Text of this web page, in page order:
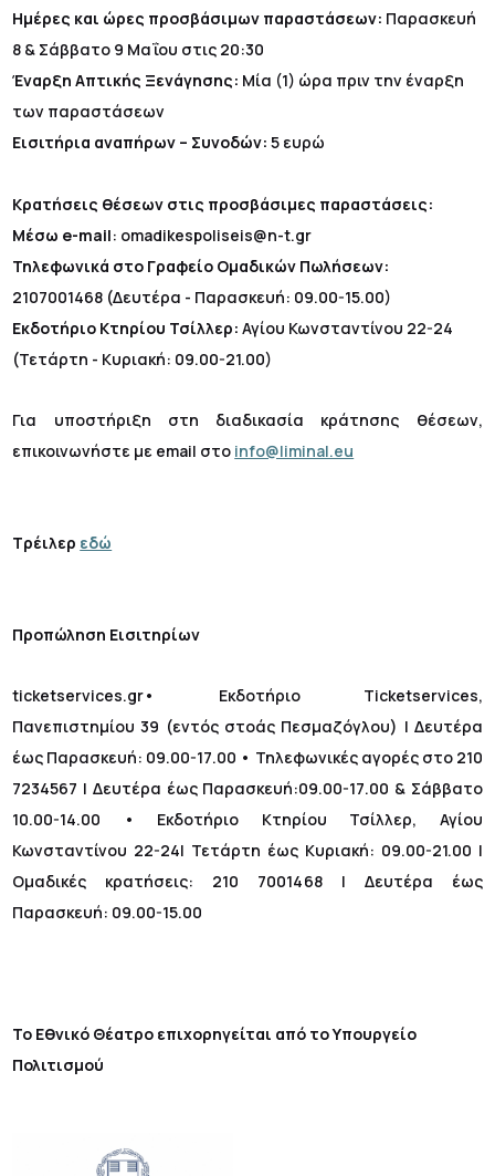
Ημέρες και ώρες προσβάσιμων παραστάσεων: Παρασκευή
8 & Σάββατο 9 Μαΐου στις 20:30
Έναρξη Απτικής Ξενάγησης: Μία (1) ώρα πριν την έναρξη
των παραστάσεων
Εισιτήρια αναπήρων – Συνοδών:5 ευρώ
Κρατήσεις θέσεων στις προσβάσιμες παραστάσεις:
Μέσω e-mail: omadikespoliseis@n-t.gr
Τηλεφωνικά στο Γραφείο Ομαδικών Πωλήσεων:
2107001468 (Δευτέρα - Παρασκευή: 09.00-15.00)
Εκδοτήριο Κτηρίου Τσίλλερ: Αγίου Κωνσταντίνου 22-24
(Τετάρτη - Κυριακή: 09.00-21.00)
Για υποστήριξη στη διαδικασία κράτησης θέσεων,
επικοινωνήστε με email στο info@liminal.eu
Τρέιλερ εδώ
Προπώληση Εισιτηρίων
ticketservices.gr• Εκδοτήριο Ticketservices,
Πανεπιστημίου 39 (εντός στοάς Πεσμαζόγλου) | Δευτέρα
έως Παρασκευή: 09.00-17.00 • Τηλεφωνικές αγορές στο 210
7234567 | Δευτέρα έως Παρασκευή:09.00-17.00 & Σάββατο
10.00-14.00 • Εκδοτήριο Κτηρίου Τσίλλερ, Αγίου
Κωνσταντίνου 22-24| Τετάρτη έως Κυριακή: 09.00-21.00 |
Ομαδικές κρατήσεις: 210 7001468 | Δευτέρα έως
Παρασκευή: 09.00-15.00
Το Εθνικό Θέατρο επιχορηγείται από το Υπουργείο
Πολιτισμού